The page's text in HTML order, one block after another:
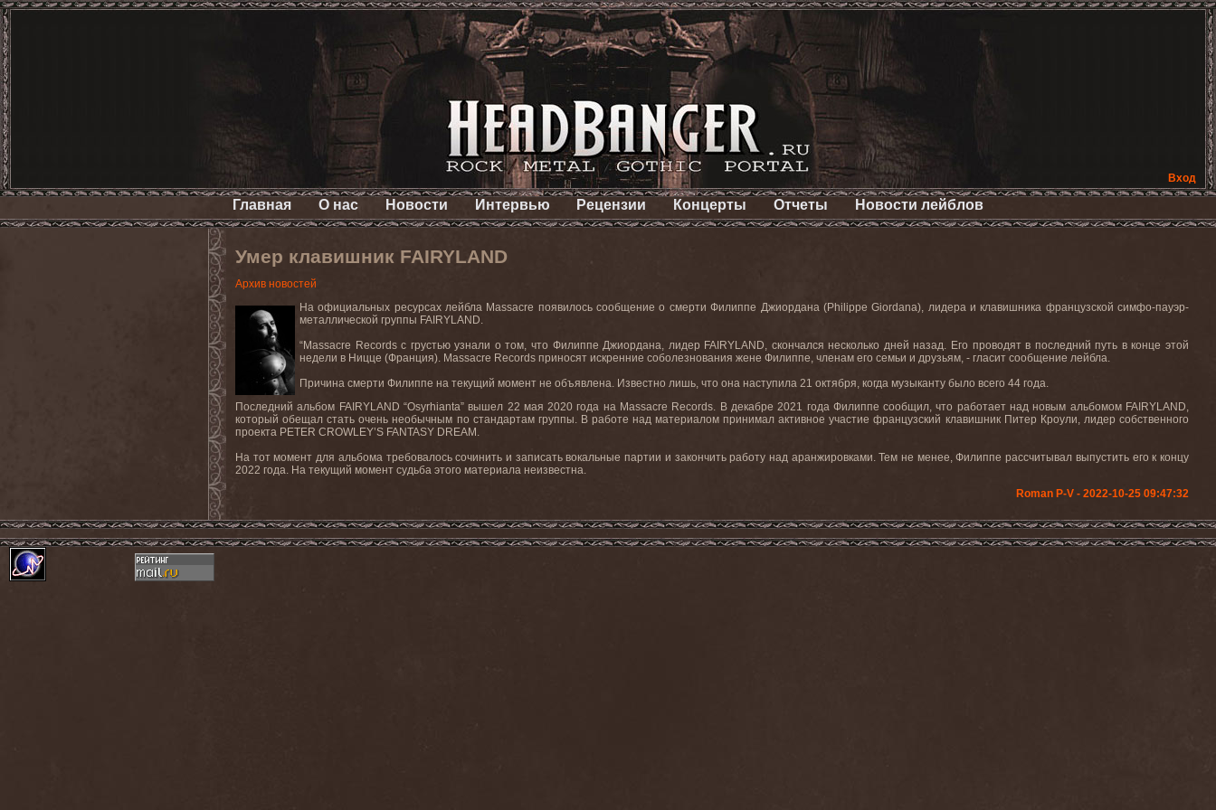
Вход
Главная О нас Новости Интервью Рецензии Концерты Отчеты Новости лейблов
Умер клавишник FAIRYLAND
Архив новостей
На официальных ресурсах лейбла Massacre появилось сообщение о смерти Филиппе Джиордана (Philippe Giordana), лидера и клавишника французской симфо-пауэр-
металлической группы FAIRYLAND.
“Massacre Records с грустью узнали о том, что Филиппе Джиордана, лидер FAIRYLAND, скончался несколько дней назад. Его проводят в последний путь в конце этой
недели в Ницце (Франция). Massacre Records приносят искренние соболезнования жене Филиппе, членам его семьи и друзьям, - гласит сообщение лейбла.
Причина смерти Филиппе на текущий момент не объявлена. Известно лишь, что она наступила 21 октября, когда музыканту было всего 44 года.
Последний альбом FAIRYLAND “Osyrhianta” вышел 22 мая 2020 года на Massacre Records. В декабре 2021 года Филиппе сообщил, что работает над новым альбомом FAIRYLAND,
который обещал стать очень необычным по стандартам группы. В работе над материалом принимал активное участие французский клавишник Питер Кроули, лидер собственного
проекта PETER CROWLEY’S FANTASY DREAM.
На тот момент для альбома требовалось сочинить и записать вокальные партии и закончить работу над аранжировками. Тем не менее, Филиппе рассчитывал выпустить его к концу
2022 года. На текущий момент судьба этого материала неизвестна.
Roman P-V - 2022-10-25 09:47:32